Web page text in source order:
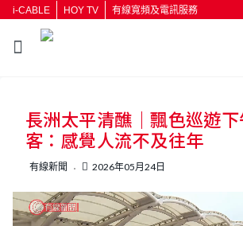
i-CABLE HOY TV 有線寬頻及電訊服務
按輸入鍵開始搜尋
長洲太平清醮｜飄色巡遊
客：感覺人流不及往年
有線新聞 2026年05月24日